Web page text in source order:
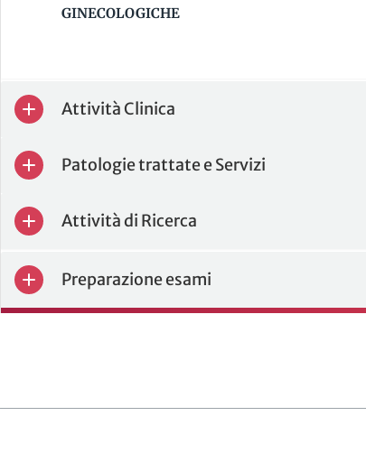
GINECOLOGICHE
Attività Clinica
Patologie trattate e Servizi
Attività di Ricerca
Preparazione esami